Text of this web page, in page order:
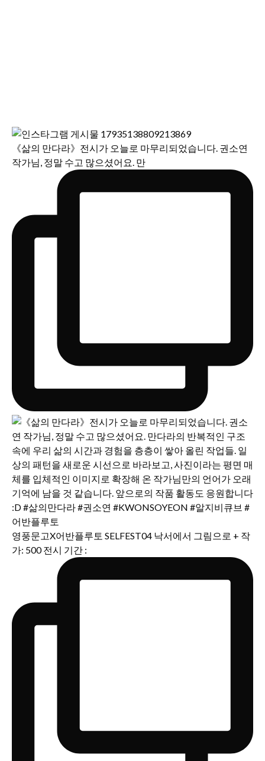
《삶의 만다라》전시가 오늘로 마무리되었습니다. 권소연
작가님, 정말 수고 많으셨어요. 만
영풍문고X어반플루토 SELFEST04 낙서에서 그림으로 + 작
가: 500 전시 기간 :